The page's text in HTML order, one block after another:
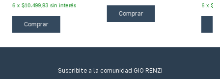
6 x $10.499,83 sin interés
Comprar
Comprar
6 x
Suscribite a la comunidad GIO RENZI